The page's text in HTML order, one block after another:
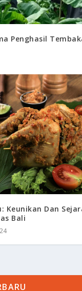
Penghasil
Keunikan Dan
Bali